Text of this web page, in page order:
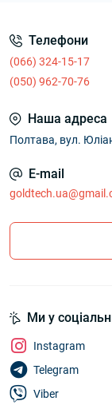
Телефони
(066) 324-15-17
(050) 962-70-76
Наша адреса
Полтава, вул.
E-mail
Ми у
Instagram
Telegram
Viber